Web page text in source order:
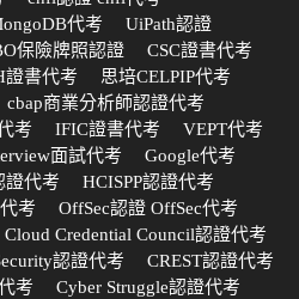
代考
UiPath認證
保險牌照認證
CSC證書代考
證書代考
思培CELPIP代考
cbap商業分析師認證代考
考
IFIC證書代考
VEPT代考
面試代考
Google代考
證代考
HCISPP認證代考
考
OffSec認證 OffSec代考
Cloud Credential Council認證代考
認證代考
CREST認證代考
考
Cyber Struggle認證代考